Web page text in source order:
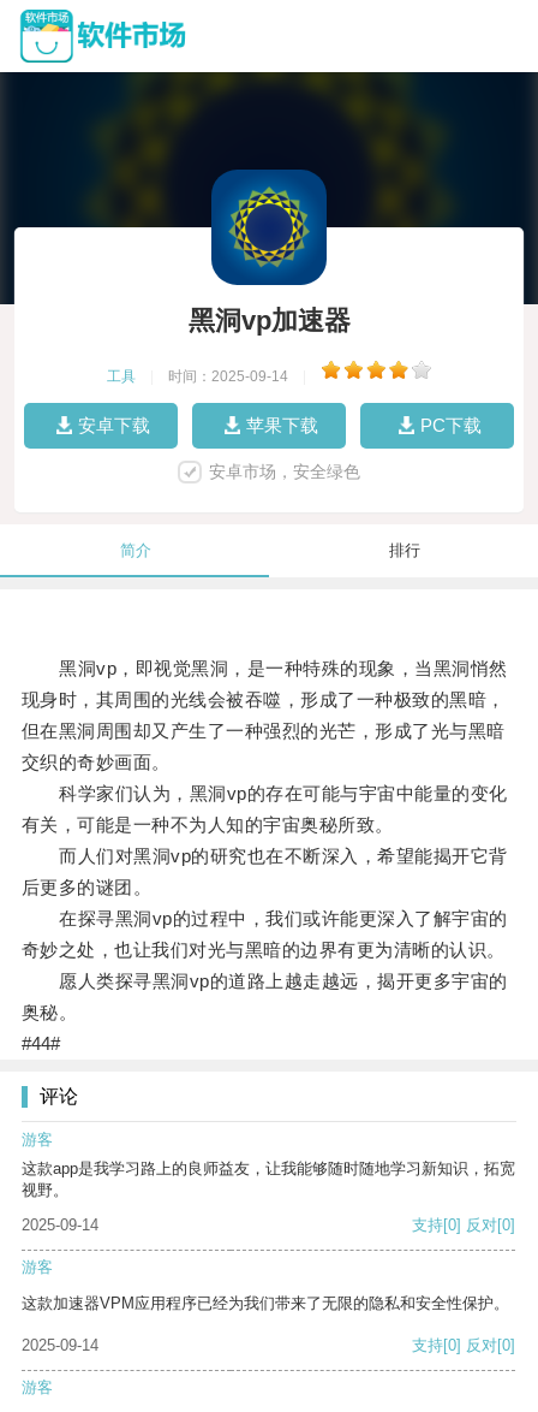
黑洞vp加速器
工具 时间：2025-09-14
安卓下载 苹果下载 PC下载
安卓市场，安全绿色
简介 排行
黑洞vp，即视觉黑洞，是一种特殊的现象，当黑洞悄然
现身时，其周围的光线会被吞噬，形成了一种极致的黑暗，
但在黑洞周围却又产生了一种强烈的光芒，形成了光与黑暗
交织的奇妙画面。
科学家们认为，黑洞vp的存在可能与宇宙中能量的变化
有关，可能是一种不为人知的宇宙奥秘所致。
而人们对黑洞vp的研究也在不断深入，希望能揭开它背
后更多的谜团。
在探寻黑洞vp的过程中，我们或许能更深入了解宇宙的
奇妙之处，也让我们对光与黑暗的边界有更为清晰的认识。
愿人类探寻黑洞vp的道路上越走越远，揭开更多宇宙的
奥秘。
#44#
评论
游客
这款app是我学习路上的良师益友，让我能够随时随地学习新知识，拓宽
视野。
2025-09-14
支持[0] 反对[0]
游客
这款加速器VPM应用程序已经为我们带来了无限的隐私和安全性保护。
2025-09-14 支持[0] 反对[0]
游客